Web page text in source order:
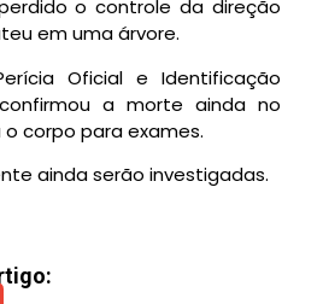
o controle da direção
em uma árvore.
Oficial e Identificação
a morte ainda no
corpo para exames.
ainda serão investigadas.